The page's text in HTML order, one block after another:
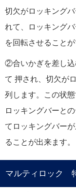
切欠がロッキング
れて、ロッキング
を回転させることが
②合いかぎを差し込
て 押され、切欠が
列します。この状
ロッキングバーと
てロッキングバー
ることが出来ます。
マルティロック